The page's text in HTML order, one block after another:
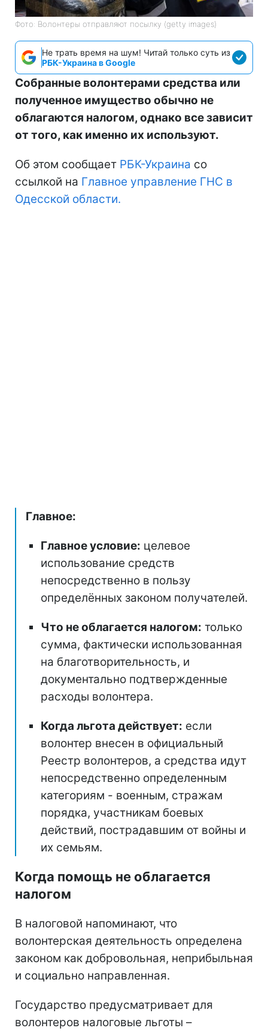
Фото: Волонтеры отправляют посылку (getty images)
Не трать время на шум! Читай только суть из
РБК-Украина в Google
Собранные волонтерами средства или
полученное имущество обычно не
облагаются налогом, однако все зависит
от того, как именно их используют.
Об этом сообщает РБК-Украина со
ссылкой на Главное управление ГНС в
Одесской области.
Главное:
Главное условие: целевое
использование средств
непосредственно в пользу
определённых законом получателей.
Что не облагается налогом: только
сумма, фактически использованная
на благотворительность, и
документально подтвержденные
расходы волонтера.
Когда льгота действует: если
волонтер внесен в официальный
Реестр волонтеров, а средства идут
непосредственно определенным
категориям - военным, стражам
порядка, участникам боевых
действий, пострадавшим от войны и
их семьям.
Когда помощь не облагается
налогом
В налоговой напоминают, что
волонтерская деятельность определена
законом как добровольная, неприбыльная
и социально направленная.
Государство предусматривает для
волонтеров налоговые льготы –